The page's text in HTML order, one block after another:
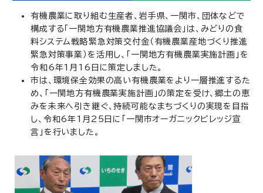
有機農業に取り組む生産者、岩手県、一関市、団体などで
構成する「一関地方有機農業推進協議会」は、みどりの食
料システム戦略緊急対策交付金（有機農業産地づくり推進
緊急対策事業）を活用し、「一関地方有機農業実施計画」を
令和6年1月16日に策定しました。
市は、環境保全効果の高い有機農業をより一層推進するた
め、「一関地方有機農業実施計画」の策定を受け、郷土の恵
みを未来へ引き継ぐ、持続可能なまちづくりの実現を目指
し、令和6年1月25日に「一関市オーガニックビレッジ宣
言」を行いました。